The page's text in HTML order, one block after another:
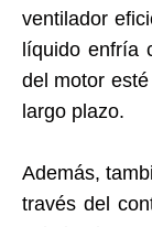
ventilador
líquido enfría
del motor
largo plazo.
Además,
través del